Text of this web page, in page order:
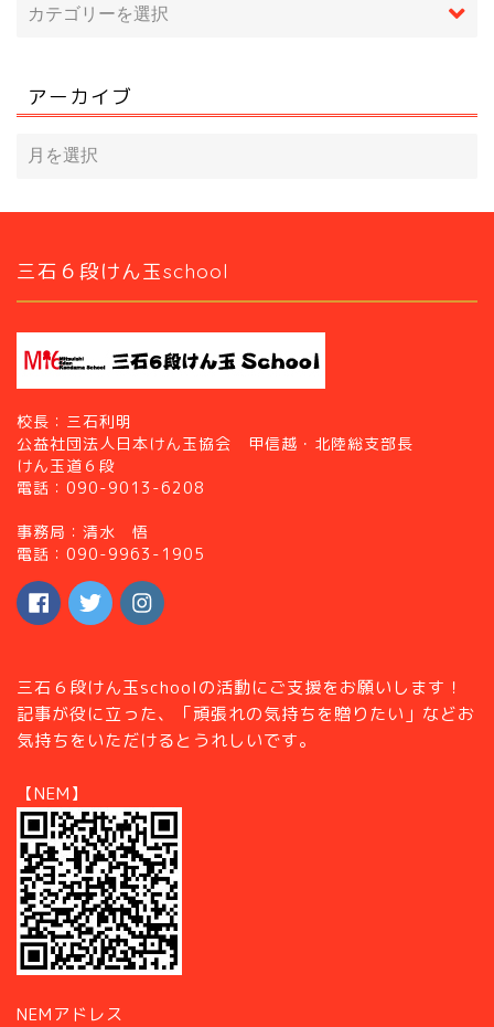
アーカイブ
三石６段けん玉school
校長：三石利明
公益社団法人日本けん玉協会 甲信越・北陸総支部長
けん玉道６段
電話：090-9013-6208
事務局：清水 悟
電話：090-9963-1905
三石６段けん玉schoolの活動にご支援をお願いします！
記事が役に立った、「頑張れの気持ちを贈りたい」などお
気持ちをいただけるとうれしいです。
【NEM】
NEMアドレス